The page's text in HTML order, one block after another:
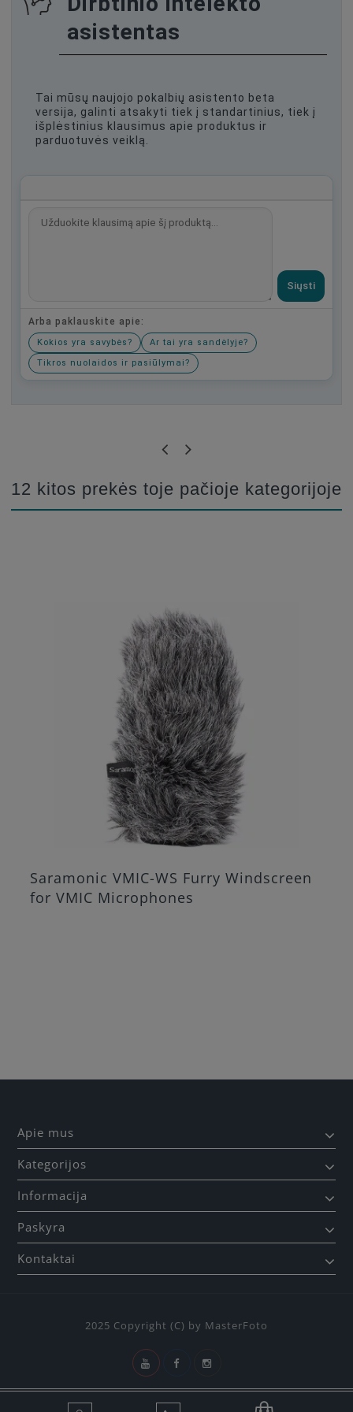
asistentas
Tai mūsų naujojo pokalbių asistento beta
versija, galinti atsakyti tiek į standartinius, tiek į
išplėstinius klausimus apie produktus ir
parduotuvės veiklą.
Siųsti
Arba paklauskite apie:
Kokios yra savybės?
Ar tai yra sandėlyje?
Tikros nuolaidos ir pasiūlymai?
12 kitos prekės toje pačioje kategorijoje
Saramonic VMIC-WS Furry Windscreen
for VMIC Microphones
Apie mus
Kategorijos
Informacija
Paskyra
Kontaktai
2025 Copyright (C) by MasterFoto